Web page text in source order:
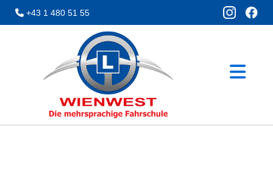
 +43 1 480 51 55